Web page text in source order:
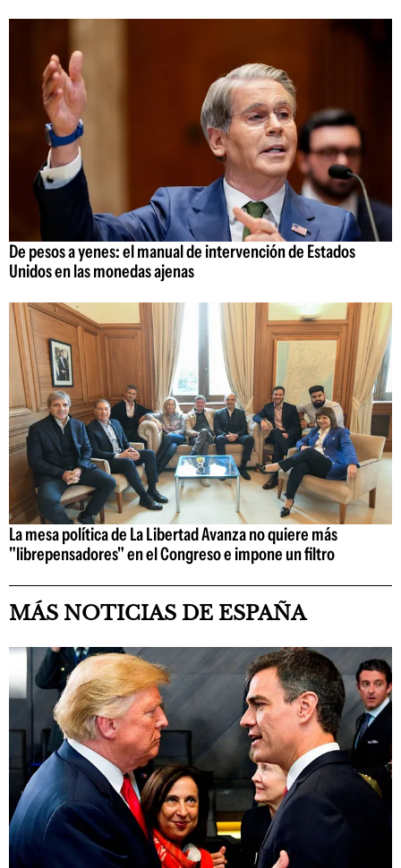
De pesos a yenes: el manual de intervención de Estados
Unidos en las monedas ajenas
La mesa política de La Libertad Avanza no quiere más
"librepensadores" en el Congreso e impone un filtro
MÁS NOTICIAS DE ESPAÑA